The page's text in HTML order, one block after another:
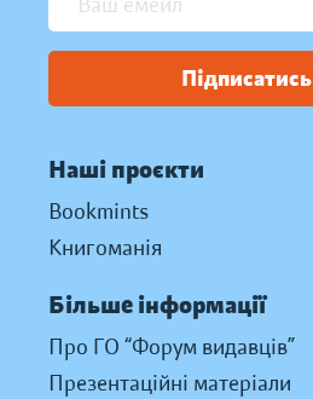
Підписатись
Наші проєкти
Bookmints
Книгоманія
Більше інформації
Про ГО “Форум видавців”
Презентаційні матеріали